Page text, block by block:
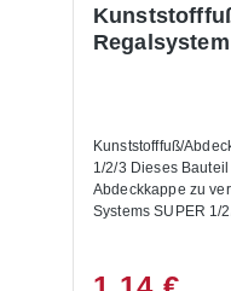
Kunststofffuß/
1/2/3 Dieses
Abdeckkappe zu
Systems SUPER 1/